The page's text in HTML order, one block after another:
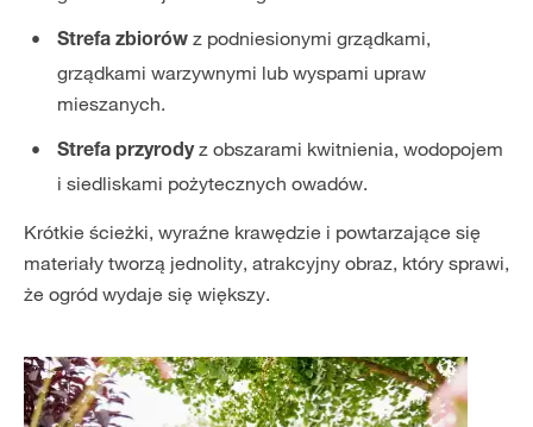
Strefa zbiorów z podniesionymi grządkami,
grządkami warzywnymi lub wyspami upraw
mieszanych.
Strefa przyrodyz obszarami kwitnienia, wodopojem
i siedliskami pożytecznych owadów.
Krótkie ścieżki, wyraźne krawędzie i powtarzające się
materiały tworzą jednolity, atrakcyjny obraz, który sprawi,
że ogród wydaje się większy.